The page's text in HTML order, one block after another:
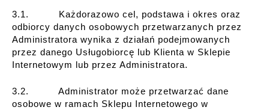
3.1. Każdorazowo cel, podstawa i okres oraz
odbiorcy danych osobowych przetwarzanych przez
Administratora wynika z działań podejmowanych
przez danego Usługobiorcę lub Klienta w Sklepie
Internetowym lub przez Administratora.
3.2. Administrator może przetwarzać dane
osobowe w ramach Sklepu Internetowego w